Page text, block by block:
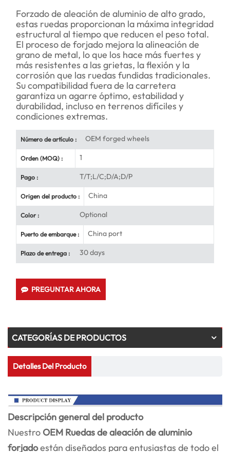
Forzado de aleación de aluminio de alto grado,
estas ruedas proporcionan la máxima integridad
estructural al tiempo que reducen el peso total.
El proceso de forjado mejora la alineación de
grano de metal, lo que los hace más fuertes y
más resistentes a las grietas, la flexión y la
corrosión que las ruedas fundidas tradicionales.
Su compatibilidad fuera de la carretera
garantiza un agarre óptimo, estabilidad y
durabilidad, incluso en terrenos difíciles y
condiciones extremas.
Número de artículo : OEM forged wheels
Orden (MOQ) : 1
Pago : T/T;L/C;D/A;D/P
Origen del producto : China
Color : Optional
Puerto de embarque : China port
Plazo de entrega : 30 days
PREGUNTAR AHORA
CATEGORÍAS DE PRODUCTOS
Detalles Del Producto
Descripción general del producto
Nuestro OEM Ruedas de aleación de aluminio
forjadoestán diseñados para entusiastas de todo el